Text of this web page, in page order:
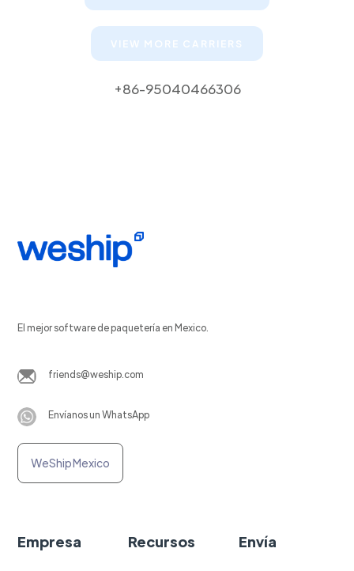
VIEW MORE CARRIERS
+86-95040466306
El mejor software de paquetería en Mexico.
friends@weship.com
Envíanos un WhatsApp
WeShip Mexico
Empresa Recursos Envía